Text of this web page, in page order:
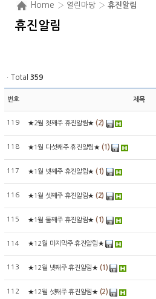
Home › 열린마당 › 휴진알림
휴진알림
ㆍTotal 359
번호 제목
119 ★2월 첫째주 휴진알림★ (2)
118 ★1월 다섯째주 휴진알림★ (1)
117 ★1월 넷째주 휴진알림★ (1)
116 ★1월 셋째주 휴진알림★ (2)
115 ★1월 둘째주 휴진알림★ (1)
114 ★12월 마지막주 휴진알림★
113 ★12월 넷째주 휴진알림★ (1)
112 ★12월 셋째주 휴진알림★ (2)